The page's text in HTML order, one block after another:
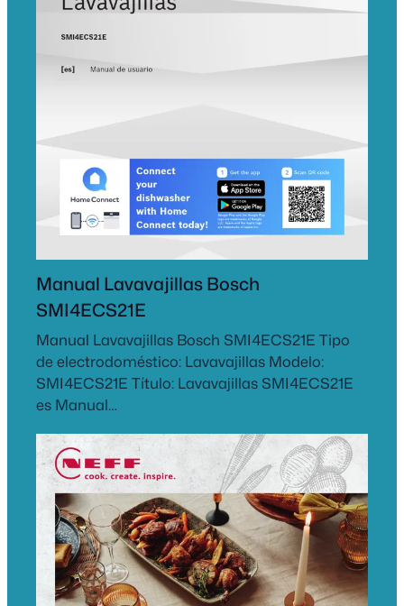
Manual Lavavajillas Bosch
SMI4ECS21E
Manual Lavavajillas Bosch SMI4ECS21E Tipo
de electrodoméstico: Lavavajillas Modelo:
SMI4ECS21E Título: Lavavajillas SMI4ECS21E
es Manual…